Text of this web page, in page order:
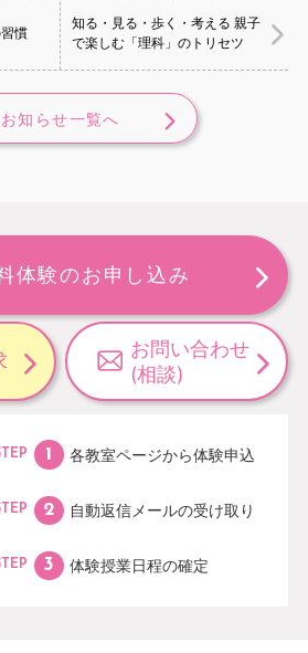
慣
知る・見る・歩く・考える 親子
で楽しむ「理科」のトリセツ
お知らせ一覧へ
体験のお申し込み
お問い合わせ
(相談)
各教室ページから体験申込
自動返信メールの受け取り
体験授業日程の確定